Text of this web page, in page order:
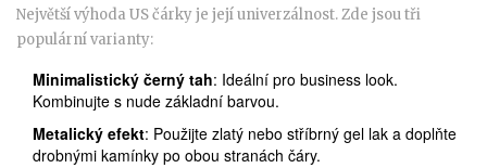
Největší výhoda US čárky je její univerzálnost. Zde jsou tři
populární varianty:
Minimalistický černý tah: Ideální pro business look.
Kombinujte s nude základní barvou.
Metalický efekt: Použijte zlatý nebo stříbrný gel lak a doplňte
drobnými kamínky po obou stranách čáry.